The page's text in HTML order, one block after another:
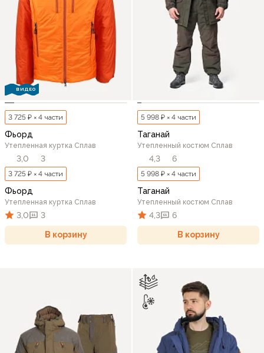
ВИДЕО
3 725 ₽ × 4 части
Фьорд
Утепленная куртка Сплав
3,0 3
3 725 ₽ × 4 части
Фьорд
Утепленная куртка Сплав
3,0 3
В корзину
5 998 ₽ × 4 части
Таганай
Утепленный костюм Сплав
4,3 6
5 998 ₽ × 4 части
Таганай
Утепленный костюм Сплав
4,3 6
В корзину